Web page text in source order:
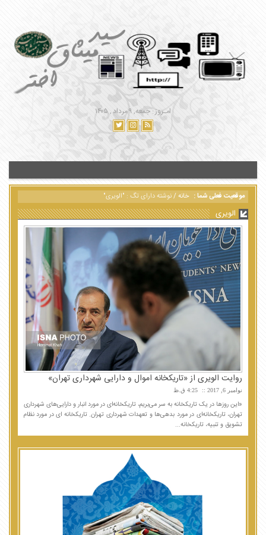
امـروز : جمعه, ۹ مرداد , ۱۴۰۵
موقعیت فعلی شما : خانه/نوشته دارای تگ : "الویری"
الویری
روایت الویری از «تاریکخانه‌ اموال و دارایی شهرداری تهران»
نوامبر 6, 2017 4:25 ق.ظ
«این روزها در یک تاریکخانه به سر می‌بریم، تاریکخانه‌ای در مورد انبار و دارایی‌های شهرداری
تهران، تاریکخانه‌ای در مورد بدهی‌ها و تعهدات شهرداری تهران. تاریکخانه ای در مورد نظام
تشویق و تنبیه، تاریکخانه...